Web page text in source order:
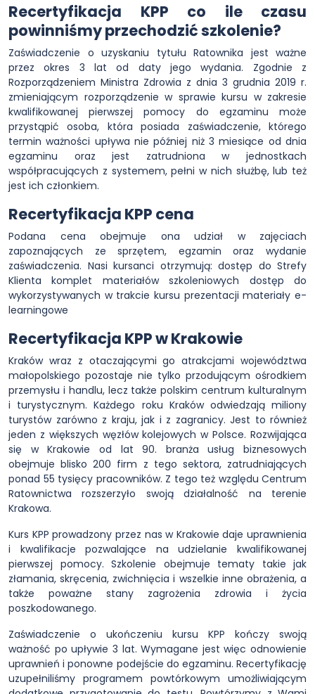
Recertyfikacja KPP co ile czasu
powinniśmy przechodzić szkolenie?
Zaświadczenie o uzyskaniu tytułu Ratownika jest ważne
przez okres 3 lat od daty jego wydania. Zgodnie z
Rozporządzeniem Ministra Zdrowia z dnia 3 grudnia 2019 r.
zmieniającym rozporządzenie w sprawie kursu w zakresie
kwalifikowanej pierwszej pomocy do egzaminu może
przystąpić osoba, która posiada zaświadczenie, którego
termin ważności upływa nie później niż 3 miesiące od dnia
egzaminu oraz jest zatrudniona w jednostkach
współpracujących z systemem, pełni w nich służbę, lub też
jest ich członkiem.
Recertyfikacja KPP cena
Podana cena obejmuje ona udział w zajęciach
zapoznających ze sprzętem, egzamin oraz wydanie
zaświadczenia. Nasi kursanci otrzymują: dostęp do Strefy
Klienta komplet materiałów szkoleniowych dostęp do
wykorzystywanych w trakcie kursu prezentacji materiały e-
learningowe
Recertyfikacja KPP w Krakowie
Kraków wraz z otaczającymi go atrakcjami województwa
małopolskiego pozostaje nie tylko przodującym ośrodkiem
przemysłu i handlu, lecz także polskim centrum kulturalnym
i turystycznym. Każdego roku Kraków odwiedzają miliony
turystów zarówno z kraju, jak i z zagranicy. Jest to również
jeden z większych węzłów kolejowych w Polsce. Rozwijająca
się w Krakowie od lat 90. branża usług biznesowych
obejmuje blisko 200 firm z tego sektora, zatrudniających
ponad 55 tysięcy pracowników. Z tego też względu Centrum
Ratownictwa rozszerzyło swoją działalność na terenie
Krakowa.
Kurs KPP prowadzony przez nas w Krakowie daje uprawnienia
i kwalifikacje pozwalające na udzielanie kwalifikowanej
pierwszej pomocy. Szkolenie obejmuje tematy takie jak
złamania, skręcenia, zwichnięcia i wszelkie inne obrażenia, a
także poważne stany zagrożenia zdrowia i życia
poszkodowanego.
Zaświadczenie o ukończeniu kursu KPP kończy swoją
ważność po upływie 3 lat. Wymagane jest więc odnowienie
uprawnień i ponowne podejście do egzaminu. Recertyfikację
uzupełniliśmy programem powtórkowym umożliwiającym